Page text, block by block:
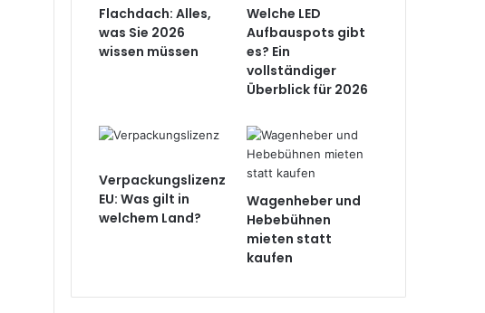
Flachdach: Alles,
was Sie 2026
wissen müssen
Welche LED
Aufbauspots gibt
es? Ein
vollständiger
Überblick für 2026
Verpackungslizenz
EU: Was gilt in
welchem Land?
Wagenheber und
Hebebühnen
mieten statt
kaufen